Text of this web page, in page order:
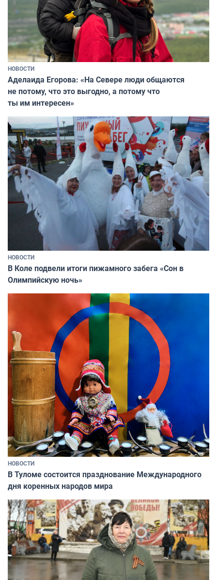
НОВОСТИ
Аделаида Егорова: «На Севере люди общаются
не потому, что это выгодно, а потому что
ты им интересен»
НОВОСТИ
В Коле подвели итоги пижамного забега «Сон в
Олимпийскую ночь»
НОВОСТИ
В Туломе состоится празднование Международного
дня коренных народов мира